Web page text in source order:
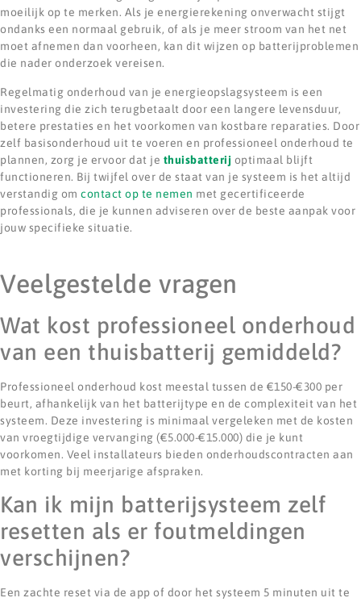
moeilijk op te merken. Als je energierekening onverwacht stijgt
ondanks een normaal gebruik, of als je meer stroom van het net
moet afnemen dan voorheen, kan dit wijzen op batterijproblemen
die nader onderzoek vereisen.
Regelmatig onderhoud van je energieopslagsysteem is een
investering die zich terugbetaalt door een langere levensduur,
betere prestaties en het voorkomen van kostbare reparaties. Door
zelf basisonderhoud uit te voeren en professioneel onderhoud te
plannen, zorg je ervoor dat je thuisbatterij optimaal blijft
functioneren. Bij twijfel over de staat van je systeem is het altijd
verstandig om contact op te nemen met gecertificeerde
professionals, die je kunnen adviseren over de beste aanpak voor
jouw specifieke situatie.
Veelgestelde vragen
Wat kost professioneel onderhoud
van een thuisbatterij gemiddeld?
Professioneel onderhoud kost meestal tussen de €150-€300 per
beurt, afhankelijk van het batterijtype en de complexiteit van het
systeem. Deze investering is minimaal vergeleken met de kosten
van vroegtijdige vervanging (€5.000-€15.000) die je kunt
voorkomen. Veel installateurs bieden onderhoudscontracten aan
met korting bij meerjarige afspraken.
Kan ik mijn batterijsysteem zelf
resetten als er foutmeldingen
verschijnen?
Een zachte reset via de app of door het systeem 5 minuten uit te